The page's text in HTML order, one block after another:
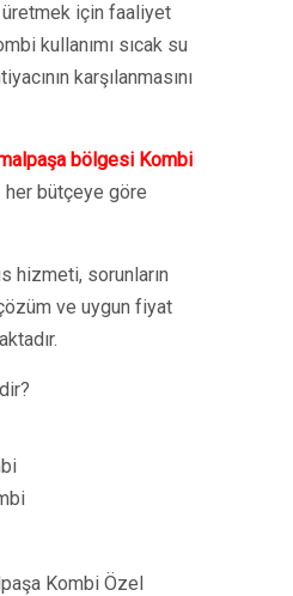
üretmek için faaliyet
kullanımı sıcak su
karşılanmasını
bölgesi Kombi
bütçeye göre
hizmeti, sorunların
ve uygun fiyat
Kombi Özel